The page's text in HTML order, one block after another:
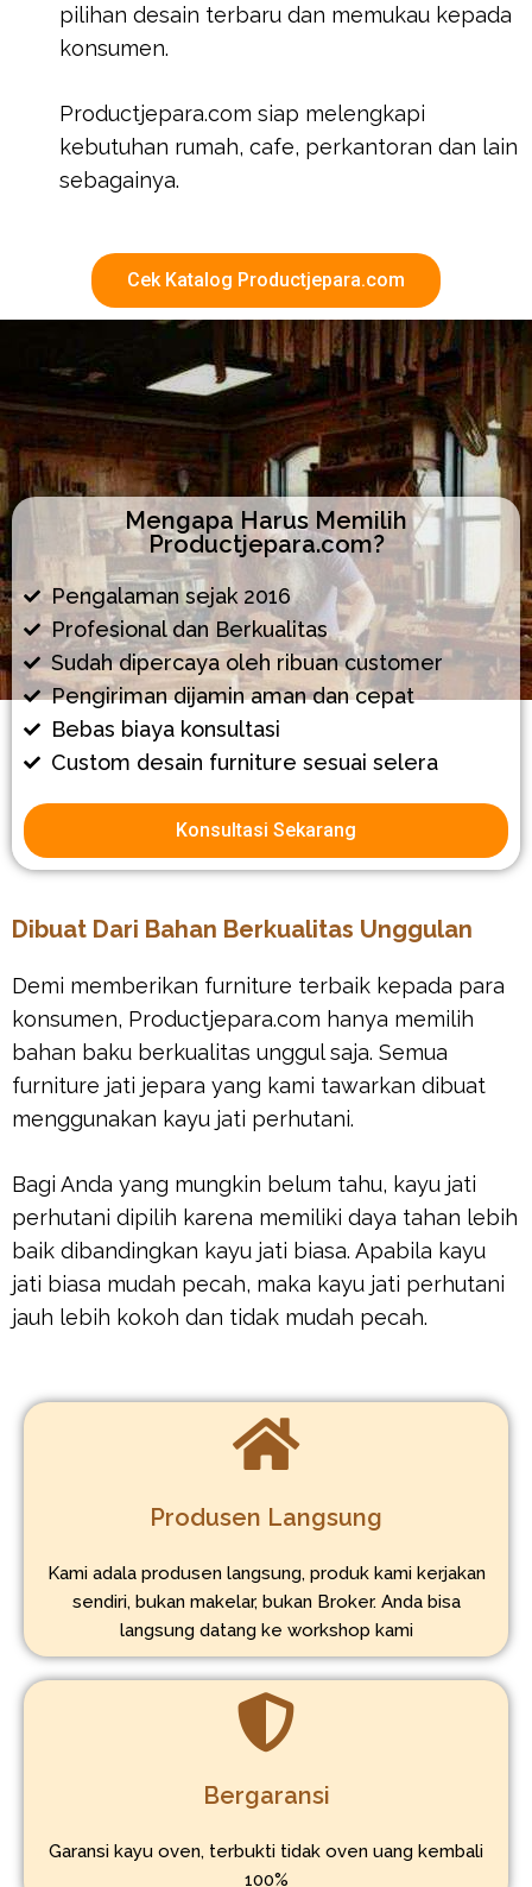
pilihan desain terbaru dan memukau kepada
konsumen.
Productjepara.com siap melengkapi
kebutuhan rumah, cafe, perkantoran dan lain
sebagainya.
Cek Katalog Productjepara.com
Mengapa Harus Memilih
Productjepara.com?
Pengalaman sejak 2016
Profesional dan Berkualitas
Sudah dipercaya oleh ribuan customer
Pengiriman dijamin aman dan cepat
Bebas biaya konsultasi
Custom desain furniture sesuai selera
Konsultasi Sekarang
Dibuat Dari Bahan Berkualitas Unggulan
Demi memberikan furniture terbaik kepada para
konsumen, Productjepara.com hanya memilih
bahan baku berkualitas unggul saja. Semua
furniture jati jepara yang kami tawarkan dibuat
menggunakan kayu jati perhutani.
Bagi Anda yang mungkin belum tahu, kayu jati
perhutani dipilih karena memiliki daya tahan lebih
baik dibandingkan kayu jati biasa. Apabila kayu
jati biasa mudah pecah, maka kayu jati perhutani
jauh lebih kokoh dan tidak mudah pecah.
Produsen Langsung
Kami adala produsen langsung, produk kami kerjakan
sendiri, bukan makelar, bukan Broker. Anda bisa
langsung datang ke workshop kami
Bergaransi
Garansi kayu oven, terbukti tidak oven uang kembali
100%